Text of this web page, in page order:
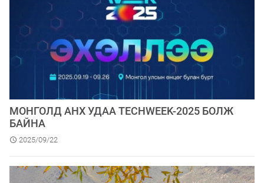
МОНГОЛД АНХ УДАА TECHWEEK-2025 БОЛЖ
БАЙНА
2025/09/22